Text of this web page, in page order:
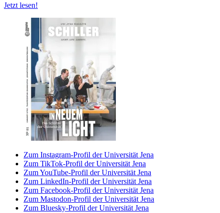
Jetzt lesen!
Zum Instagram-Profil der Universität Jena
Zum TikTok-Profil der Universität Jena
Zum YouTube-Profil der Universität Jena
Zum LinkedIn-Profil der Universität Jena
Zum Facebook-Profil der Universität Jena
Zum Mastodon-Profil der Universität Jena
Zum Bluesky-Profil der Universität Jena